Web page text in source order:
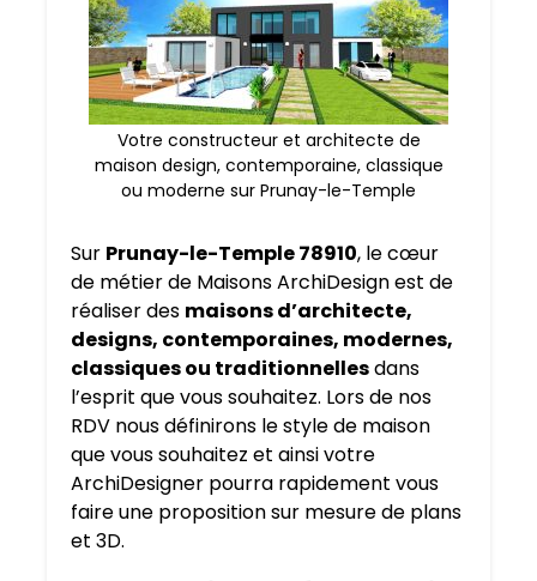
Votre constructeur et architecte de
maison design, contemporaine, classique
ou moderne sur Prunay-le-Temple
Sur Prunay-le-Temple 78910, le cœur
de métier de Maisons ArchiDesign est de
réaliser des maisons d’architecte,
designs, contemporaines, modernes,
classiques ou traditionnellesdans
l’esprit que vous souhaitez. Lors de nos
RDV nous définirons le style de maison
que vous souhaitez et ainsi votre
ArchiDesigner pourra rapidement vous
faire une proposition sur mesure de plans
et 3D.